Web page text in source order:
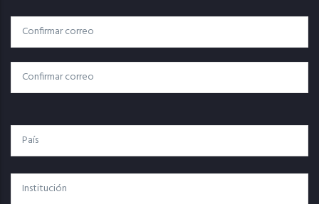
Correo
Electrónico
Correo Electrónico
Confirmar Correo
País
Institución